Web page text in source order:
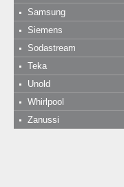
Samsung
Siemens
Sodastream
Teka
Unold
Whirlpool
Zanussi